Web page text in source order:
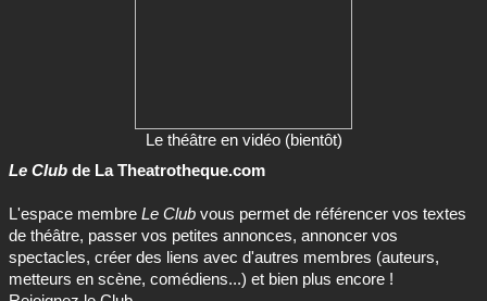
Le théâtre en vidéo (bientôt)
Le Club de La Theatrotheque.com
L'espace membre Le Club vous permet de référencer vos textes
de théâtre, passer vos petites annonces, annoncer vos
spectacles, créer des liens avec d'autres membres (auteurs,
metteurs en scène, comédiens...) et bien plus encore !